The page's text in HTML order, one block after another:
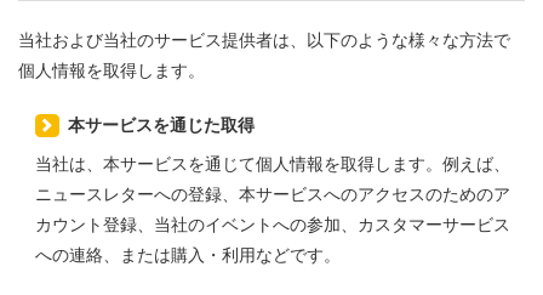
当社および当社のサービス提供者は、以下のような様々な方法で
個人情報を取得します。
本サービスを通じた取得
当社は、本サービスを通じて個人情報を取得します。例えば、
ニュースレターへの登録、本サービスへのアクセスのためのア
カウント登録、当社のイベントへの参加、カスタマーサービス
への連絡、または購入・利用などです。